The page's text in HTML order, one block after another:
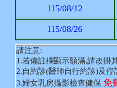
115/08/12
115/08/26
請注意:
1.若備註欄顯示額滿,請改掛
2.自約診(醫師自行約診)及
3.婦女乳房攝影檢查健保 免